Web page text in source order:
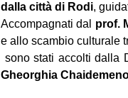
dalla città di Rodi,
Accompagnati dal prof.
e allo scambio culturale
sono stati accolti dalla
Gheorghia